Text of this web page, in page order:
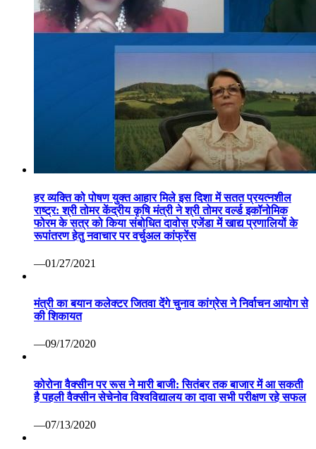
हर व्यक्ति को पोषण युक्त आहार मिले इस दिशा में सतत प्रयत्नशील
राष्ट्र: श्री तोमर केंद्रीय कृषि मंत्री ने श्री तोमर वर्ल्ड इकॉनोमिक
फोरम के सत्र को किया संबोधित दावोस एजेंडा में खाद्य प्रणालियों के
रूपांतरण हेतु नवाचार पर वर्चुअल कांफ्रेंस
—01/27/2021
मंत्री का बयान कलेक्टर जितवा देंगे चुनाव कांग्रेस ने निर्वाचन आयोग से
की शिकायत
—09/17/2020
कोरोना वैक्सीन पर रूस ने मारी बाजी: सितंबर तक बाजार में आ सकती
है पहली वैक्सीन सेचेनोव विश्वविद्यालय का दावा सभी परीक्षण रहे सफल
—07/13/2020